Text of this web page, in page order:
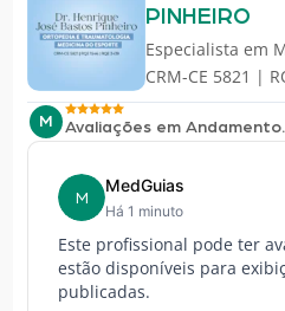
PINHEIRO
Especialista em
CRM-CE 5821 |
M Avaliações em
M
MedGuias
Há 1 minuto
Este profissional pode ter
estão disponíveis para
publicadas.